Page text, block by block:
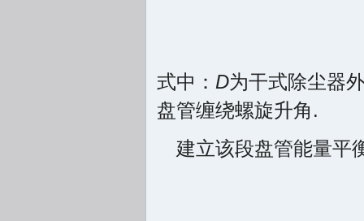
式中： D为干式除尘器
盘管缠绕螺旋升角.
建立该段盘管能量平